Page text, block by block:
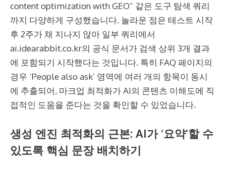
content optimization with GEO” 같은 도구 탐색 쿼리
까지 다양하게 구성했습니다. 놀라운 점은 테스트 시작
후 2주가 채 지나지 않아 일부 쿼리에서
ai.idearabbit.co.kr의 공식 문서가 검색 상위 3개 결과
에 포함되기 시작했다는 것입니다. 특히 FAQ 페이지의
경우 ‘People also ask’ 영역에 여러 개의 항목이 동시
에 추출되어, 마크업 최적화가 AI의 콘텐츠 이해도에 직
접적인 도움을 준다는 것을 확인할 수 있었습니다.
생성 엔진 최적화의 근본: AI가 ‘요약’할 수
있도록 핵심 문장 배치하기